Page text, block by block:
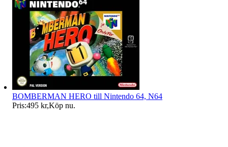
BOMBERMAN HERO till Nintendo 64, N64
Pris:495 kr,Köp nu.